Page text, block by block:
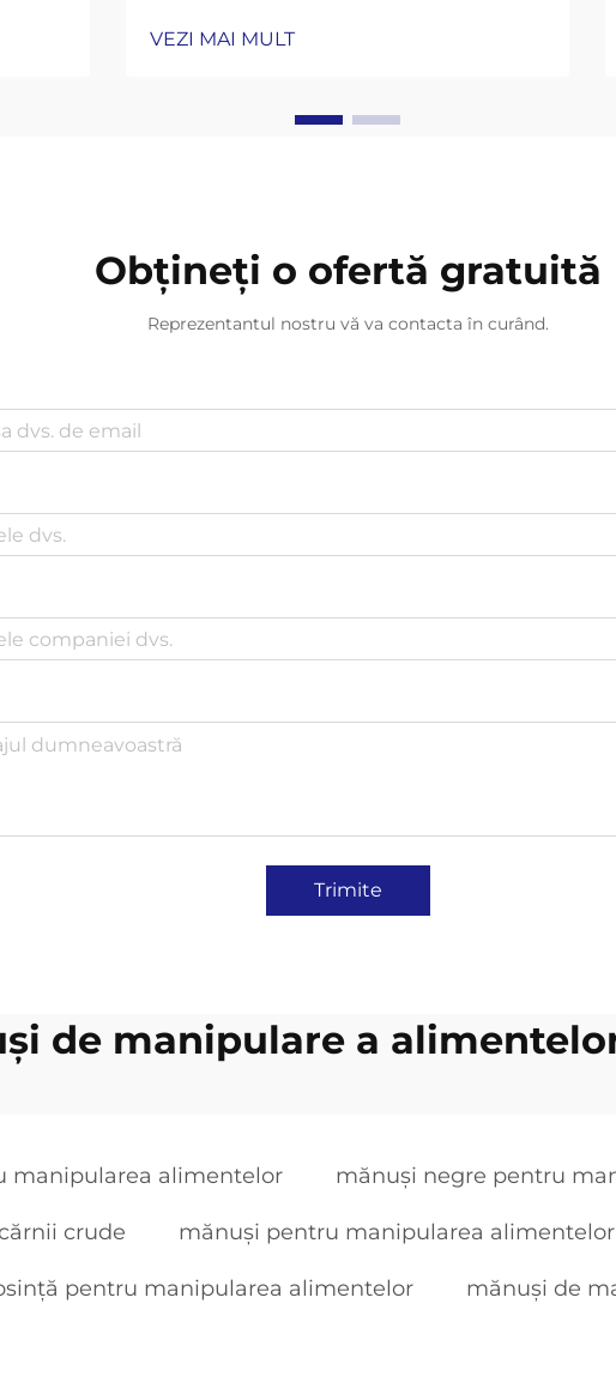
în sectoarele profesionale a generat
alternative durabile în ceea ce
VEZI MAI MULT
Obțineți o ofertă gratuită
Reprezentantul nostru vă va contacta în curând.
Trimite
de manipulare a
manipularea alimentelor mănuși negre pentru
crude mănuși pentru manipularea alimentelor
pentru manipularea alimentelor mănuși de